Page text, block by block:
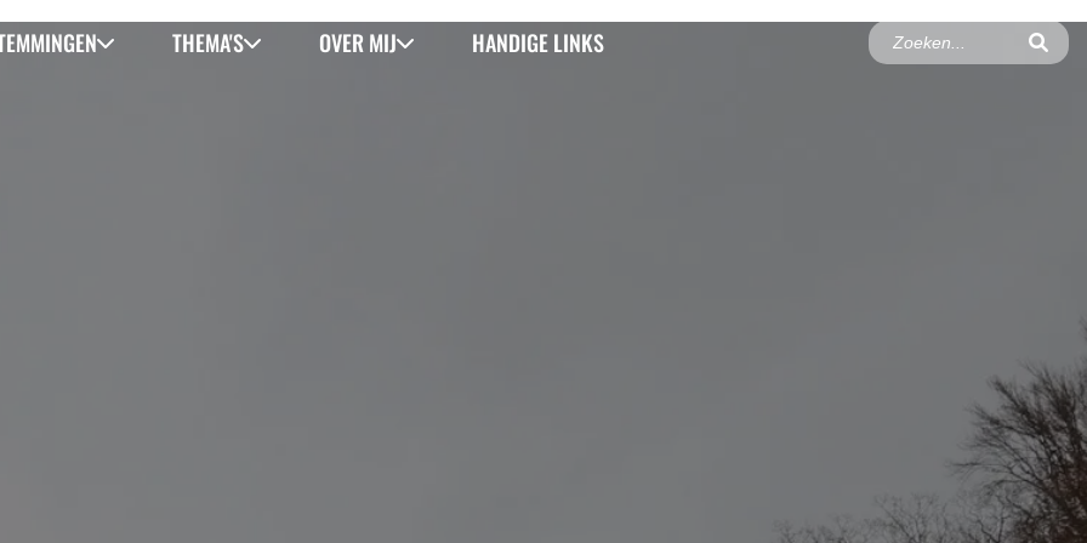
THEMA'S OVER MIJ HANDIGE LINKS